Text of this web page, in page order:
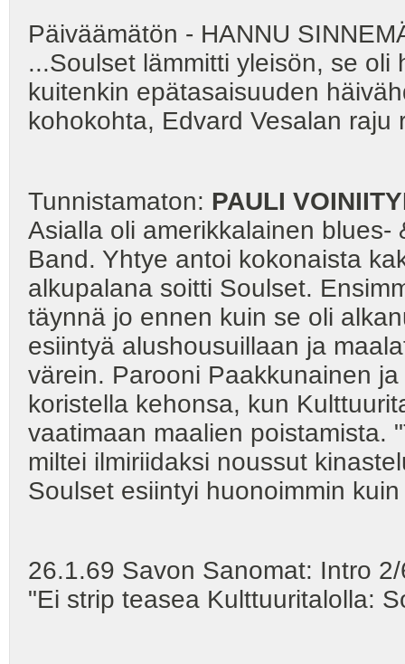
Päiväämätön - HANNU
...Soulset lämmitti yleisön, se
kuitenkin epätasaisuuden
kohokohta, Edvard Vesalan raju
Tunnistamaton: PAULI
Asialla oli amerikkalainen
Band. Yhtye antoi kokonaista
alkupalana soitti Soulset.
täynnä jo ennen kuin se oli
esiintyä alushousuillaan ja
värein. Parooni Paakkunainen
koristella kehonsa, kun
vaatimaan maalien poistamista.
miltei ilmiriidaksi noussut
Soulset esiintyi huonoimmin
26.1.69 Savon Sanomat: Intro
"Ei strip teasea Kulttuuritalolla: